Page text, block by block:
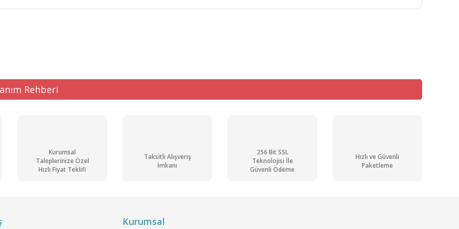
Rehberi
Kurumsal
Taleplerinize Özel
Hızlı Fiyat Teklifi
Taksitli Alışveriş
İmkanı
256 Bit SSL
Teknolojisi İle
Güvenli Ödeme
Hızlı ve Güvenli
Paketleme
Kurumsal